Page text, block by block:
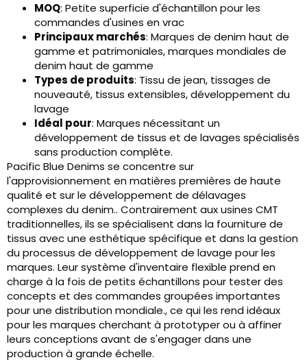
MOQ: Petite superficie d'échantillon pour les
commandes d'usines en vrac
Principaux marchés: Marques de denim haut de
gamme et patrimoniales, marques mondiales de
denim haut de gamme
Types de produits: Tissu de jean, tissages de
nouveauté, tissus extensibles, développement du
lavage
Idéal pour: Marques nécessitant un
développement de tissus et de lavages spécialisés
sans production complète.
Pacific Blue Denims se concentre sur
l'approvisionnement en matières premières de haute
qualité et sur le développement de délavages
complexes du denim.. Contrairement aux usines CMT
traditionnelles, ils se spécialisent dans la fourniture de
tissus avec une esthétique spécifique et dans la gestion
du processus de développement de lavage pour les
marques. Leur système d'inventaire flexible prend en
charge à la fois de petits échantillons pour tester des
concepts et des commandes groupées importantes
pour une distribution mondiale., ce qui les rend idéaux
pour les marques cherchant à prototyper ou à affiner
leurs conceptions avant de s'engager dans une
production à grande échelle.